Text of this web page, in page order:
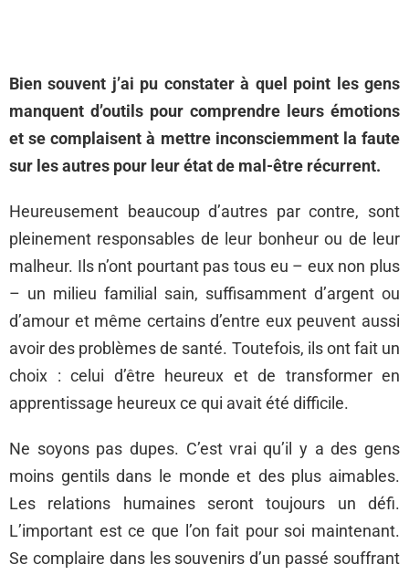
Bien souvent j’ai pu constater à quel point les gens
manquent d’outils pour comprendre leurs émotions
et se complaisent à mettre inconsciemment la faute
sur les autres pour leur état de mal-être récurrent.
Heureusement beaucoup d’autres par contre, sont
pleinement responsables de leur bonheur ou de leur
malheur. Ils n’ont pourtant pas tous eu – eux non plus
– un milieu familial sain, suffisamment d’argent ou
d’amour et même certains d’entre eux peuvent aussi
avoir des problèmes de santé. Toutefois, ils ont fait un
choix : celui d’être heureux et de transformer en
apprentissage heureux ce qui avait été difficile.
Ne soyons pas dupes. C’est vrai qu’il y a des gens
moins gentils dans le monde et des plus aimables.
Les relations humaines seront toujours un défi.
L’important est ce que l’on fait pour soi maintenant.
Se complaire dans les souvenirs d’un passé souffrant